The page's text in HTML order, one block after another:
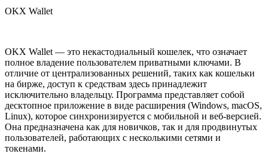
OKX Wallet
OKX Wallet — это некастодиальный кошелек, что означает
полное владение пользователем приватными ключами. В
отличие от централизованных решений, таких как кошельки
на бирже, доступ к средствам здесь принадлежит
исключительно владельцу. Программа представляет собой
десктопное приложение в виде расширения (Windows, macOS,
Linux), которое синхронизируется с мобильной и веб-версией.
Она предназначена как для новичков, так и для продвинутых
пользователей, работающих с несколькими сетями и
токенами.